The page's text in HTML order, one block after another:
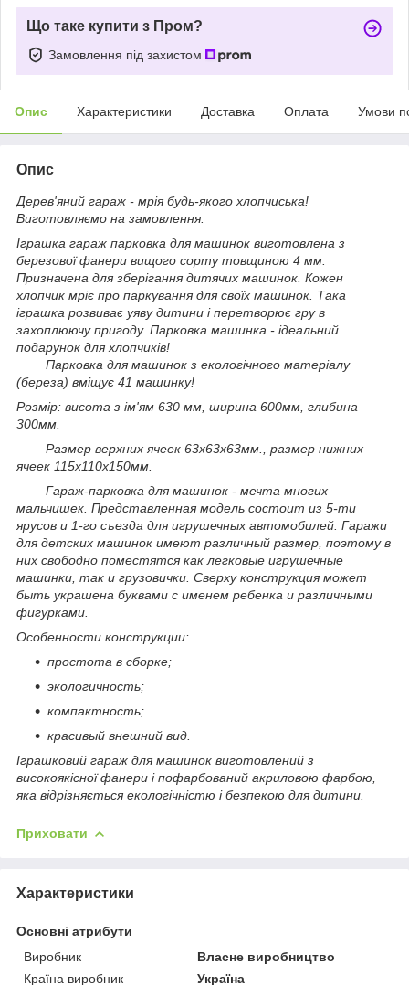
Що таке купити з Пром?
Замовлення під захистом
Опис Характеристики Доставка Оплата Умови
Опис
Дерев'яний гараж - мрія будь-якого хлопчиська!
Виготовляємо на замовлення.
Іграшка гараж парковка для машинок виготовлена з
березової фанери вищого сорту товщиною 4 мм.
Призначена для зберігання дитячих машинок. Кожен
хлопчик мріє про паркування для своїх машинок. Така
іграшка розвиває уяву дитини і перетворює гру в
захоплюючу пригоду. Парковка машинка - ідеальний
подарунок для хлопчиків!
Парковка для машинок з екологічного матеріалу
(береза) вміщує 41 машинку!
Розмір: висота з ім'ям 630 мм, ширина 600мм, глибина
300мм.
Размер верхних ячеек 63х63х63мм., размер нижних
ячеек 115х110х150мм.
Гараж-парковка для машинок - мечта многих
мальчишек. Представленная модель состоит из 5-ти
ярусов и 1-го съезда для игрушечных автомобилей. Гаражи
для детских машинок имеют различный размер, поэтому в
них свободно поместятся как легковые игрушечные
машинки, так и грузовички. Сверху конструкция может
быть украшена буквами с именем ребенка и различными
фигурками.
Особенности конструкции:
простота в сборке;
экологичность;
компактность;
красивый внешний вид.
Іграшковий гараж для машинок виготовлений з
високоякісної фанери і пофарбований акриловою фарбою,
яка відрізняється екологічністю і безпекою для дитини.
Приховати
Характеристики
Основні атрибути
Виробник
Власне виробництво
Країна виробник
Україна